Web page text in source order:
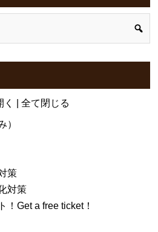
全て閉じる
）
策
対策
！Get a free ticket！